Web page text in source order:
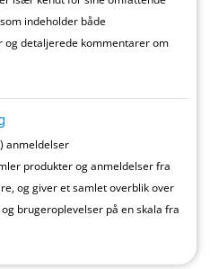
indeholder både
og detaljerede kommentarer om
anmeldelser
produkter og anmeldelser fra
og giver et samlet overblik over
brugeroplevelser på en skala fra